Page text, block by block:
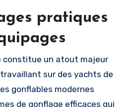
pratiques
constitue un atout majeur
sur des yachts de
gonflables modernes
de gonflage efficaces qui